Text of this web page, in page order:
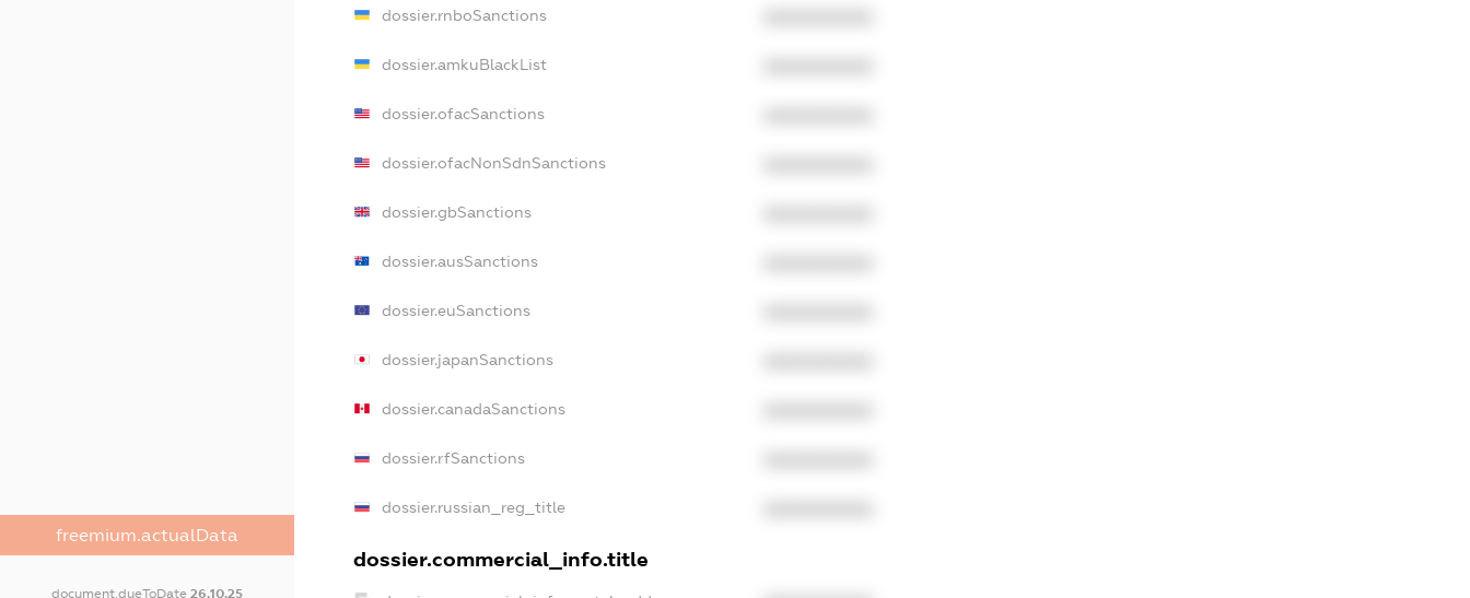
freemium.actualData
document.dueToDate 26.10.25
dossier.rnboSanctions
dossier.amkuBlackList
dossier.ofacSanctions
dossier.ofacNonSdnSanctions
dossier.gbSanctions
dossier.ausSanctions
dossier.euSanctions
dossier.japanSanctions
dossier.canadaSanctions
dossier.rfSanctions
dossier.russian_reg_title
dossier.commercial_info.title